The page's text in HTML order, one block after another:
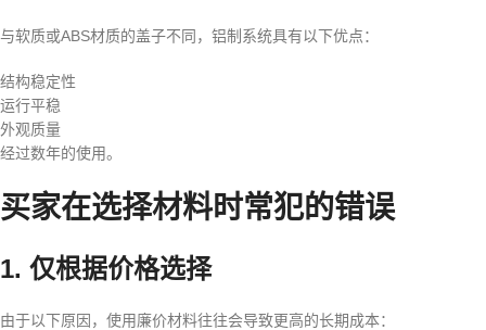
与软质或ABS材质的盖子不同，铝制系统具有以下优点：
结构稳定性
运行平稳
外观质量
经过数年的使用。
买家在选择材料时常犯的错误
1. 仅根据价格选择
由于以下原因，使用廉价材料往往会导致更高的长期成本：